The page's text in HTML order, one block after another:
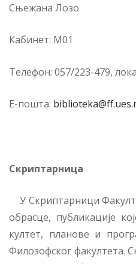
Сњежана Лозо
Ка­би­нет: М01
Те­ле­фон: 057/223-479,
Е-по­шта:
Скрип­тар­ни­ца
У Скрип­тар­ни­ци
обра­сце, пу­бли­ка­ци­је
кул­тет, пла­но­ве и
Фи­ло­зоф­ског фа­кул­те­та.